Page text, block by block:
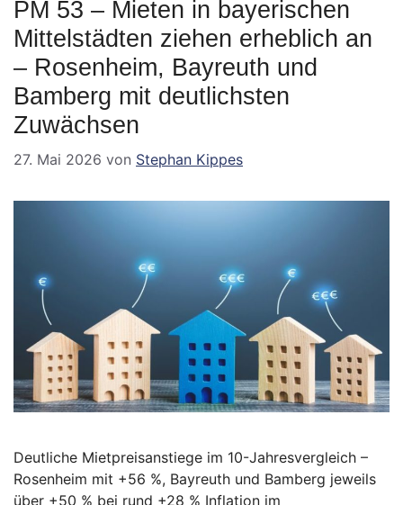
PM 53 – Mieten in bayerischen
Mittelstädten ziehen erheblich an
– Rosenheim, Bayreuth und
Bamberg mit deutlichsten
Zuwächsen
27. Mai 2026 von Stephan Kippes
Deutliche Mietpreisanstiege im 10-Jahresvergleich –
Rosenheim mit +56 %, Bayreuth und Bamberg jeweils
über +50 % bei rund +28 % Inflation im